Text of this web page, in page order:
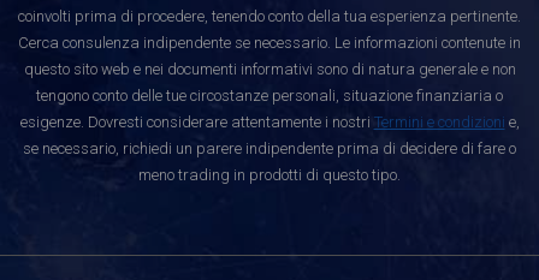
coinvolti prima di procedere, tenendo conto della tua esperienza pertinente.
Cerca consulenza indipendente se necessario. Le informazioni contenute in
questo sito web e nei documenti informativi sono di natura generale e non
tengono conto delle tue circostanze personali, situazione finanziaria o
esigenze. Dovresti considerare attentamente i nostri Termini e condizioni e,
se necessario, richiedi un parere indipendente prima di decidere di fare o
meno trading in prodotti di questo tipo.